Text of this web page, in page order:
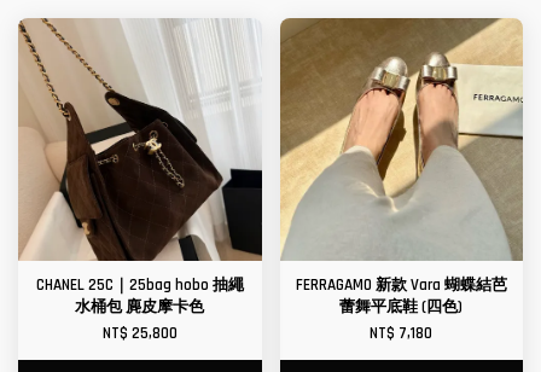
CHANEL 25C｜25bag hobo 抽繩
水桶包 麂皮摩卡色
NT$ 25,800
FERRAGAMO 新款 Vara 蝴蝶結芭
蕾舞平底鞋 (四色)
NT$ 7,180